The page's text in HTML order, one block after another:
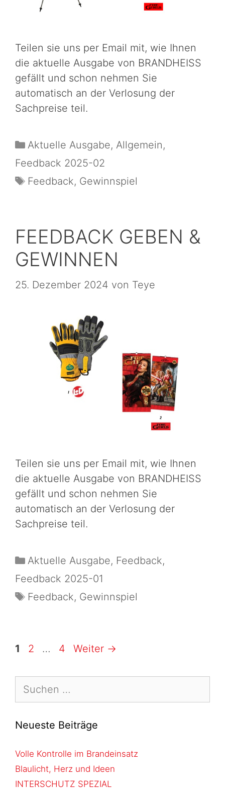
Teilen sie uns per Email mit, wie Ihnen
die aktuelle Ausgabe von BRANDHEISS
gefällt und schon nehmen Sie
automatisch an der Verlosung der
Sachpreise teil.
Aktuelle Ausgabe, Allgemein,
Feedback 2025-02
Feedback, Gewinnspiel
FEEDBACK GEBEN &
GEWINNEN
25. Dezember 2024 von Teye
Teilen sie uns per Email mit, wie Ihnen
die aktuelle Ausgabe von BRANDHEISS
gefällt und schon nehmen Sie
automatisch an der Verlosung der
Sachpreise teil.
Aktuelle Ausgabe, Feedback,
Feedback 2025-01
Feedback, Gewinnspiel
1 2 … 4 Weiter →
Neueste Beiträge
Volle Kontrolle im Brandeinsatz
Blaulicht, Herz und Ideen
INTERSCHUTZ SPEZIAL